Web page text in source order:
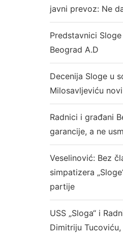
javni prevoz: Ne
Predstavnici
Beograd A.D
Decenija Sloge u
Milosavljeviću
Radnici i građani
garancije, a ne
Veselinović: Bez
simpatizera
partije
USS „Sloga“ i
Dimitriju